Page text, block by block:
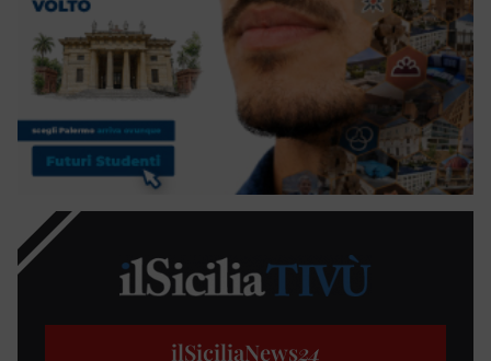
ilSiciliaNews24